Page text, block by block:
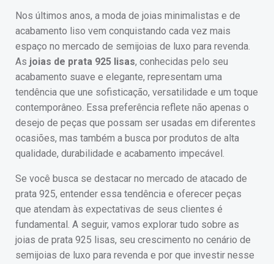
Nos últimos anos, a moda de joias minimalistas e de
acabamento liso vem conquistando cada vez mais
espaço no mercado de semijoias de luxo para revenda.
As joias de prata 925 lisas, conhecidas pelo seu
acabamento suave e elegante, representam uma
tendência que une sofisticação, versatilidade e um toque
contemporâneo. Essa preferência reflete não apenas o
desejo de peças que possam ser usadas em diferentes
ocasiões, mas também a busca por produtos de alta
qualidade, durabilidade e acabamento impecável.
Se você busca se destacar no mercado de atacado de
prata 925, entender essa tendência e oferecer peças
que atendam às expectativas de seus clientes é
fundamental. A seguir, vamos explorar tudo sobre as
joias de prata 925 lisas, seu crescimento no cenário de
semijoias de luxo para revenda e por que investir nesse